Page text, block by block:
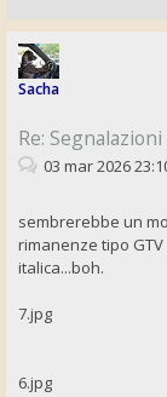
Sacha
Re:
03 mar 2026
sembrerebbe un
rimanenze tipo
italica...boh.
7.jpg
6.jpg